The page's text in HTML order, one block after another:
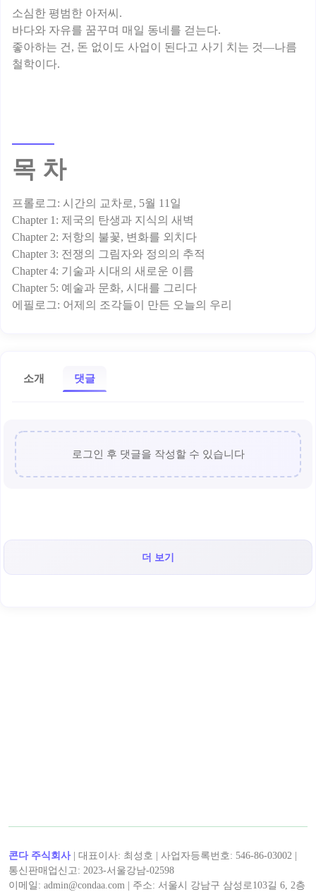
소심한 평범한 아저씨.
바다와 자유를 꿈꾸며 매일 동네를 걷는다.
좋아하는 건, 돈 없이도 사업이 된다고 사기 치는 것—나름
목 차
프롤로그: 시간의 교차로, 5월 11일
Chapter 1: 제국의 탄생과 지식의 새벽
Chapter 2: 저항의 불꽃, 변화를 외치다
Chapter 3: 전쟁의 그림자와 정의의 추적
Chapter 4: 기술과 시대의 새로운 이름
Chapter 5: 예술과 문화, 시대를 그리다
소개 댓글
로그인 후 댓글을 작성할 수 있습니다
더 보기